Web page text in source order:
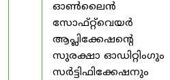
ഓൺലൈൻ
സോഫ്റ്റ്‌വെയർ
ആപ്ലിക്കേഷന്റെ
സുരക്ഷാ ഓഡിറ്റിംഗും
സർട്ടിഫിക്കേഷനും